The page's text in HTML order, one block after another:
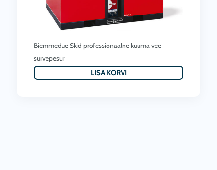
Biemmedue Skid professionaalne kuuma vee
survepesur
LISA KORVI